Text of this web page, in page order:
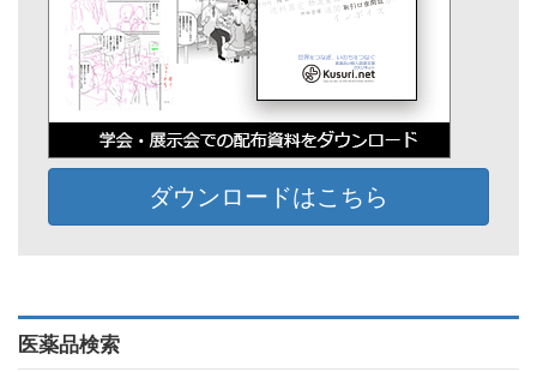
ダウンロードはこちら
医薬品検索